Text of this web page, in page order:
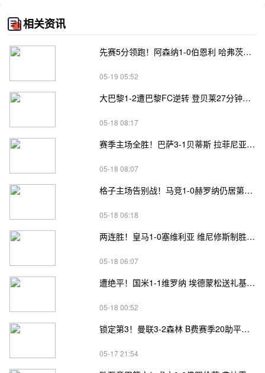
相关资讯
先赛5分领跑！阿森纳1-0伯恩利 哈弗茨制胜+蹬踏染黄 萨卡献助攻
05-19 05:52
大巴黎1-2遭巴黎FC逆转 登贝莱27分钟伤退 戈里替补双响+读秒绝杀
05-18 08:17
赛季主场全胜！巴萨3-1贝蒂斯 拉菲尼亚双响坎塞洛破门伊斯科点射
05-18 08:07
格子主场告别战！马竞1-0赫罗纳仍居第四 格子助攻卢克曼制胜球
05-18 06:18
两连胜！皇马1-0塞维利亚 维尼修斯制胜马斯坦托诺中柱姆总失良机
05-18 06:07
遭绝平！国米1-1维罗纳 埃德蒙松送礼基隆·鲍伊绝平劳塔罗失良机
05-18 00:52
锁定第3！曼联3-2森林 B费赛季20助平英超纪录 卡塞米罗主场告别
05-17 21:54